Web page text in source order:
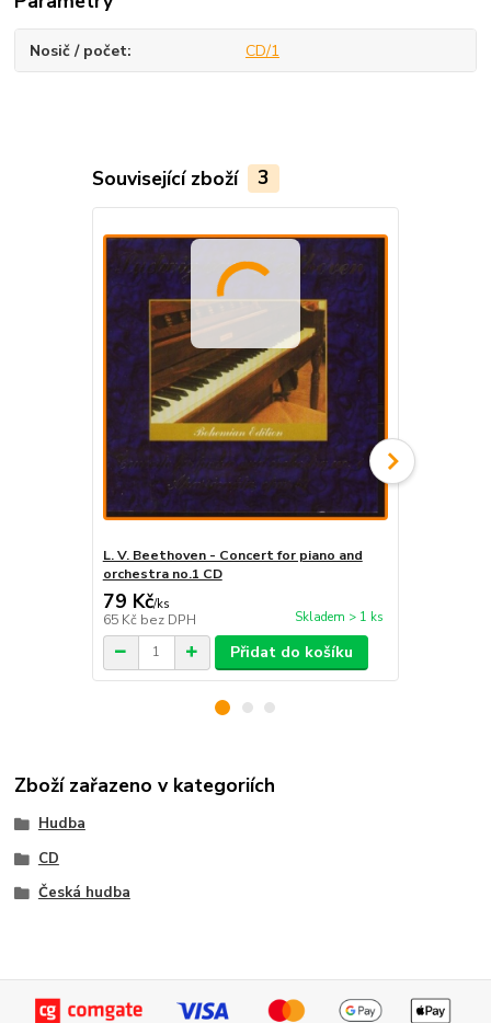
Nosič / počet CD/1
Související zboží 3
L. V. Beethoven - Concert for piano and
orchestra no.1 CD
79 Kč/ks
65 Kč bez DPH Skladem > 1 ks
Přidat do košíku
Zboží zařazeno v kategoriích
Hudba
CD
Česká hudba